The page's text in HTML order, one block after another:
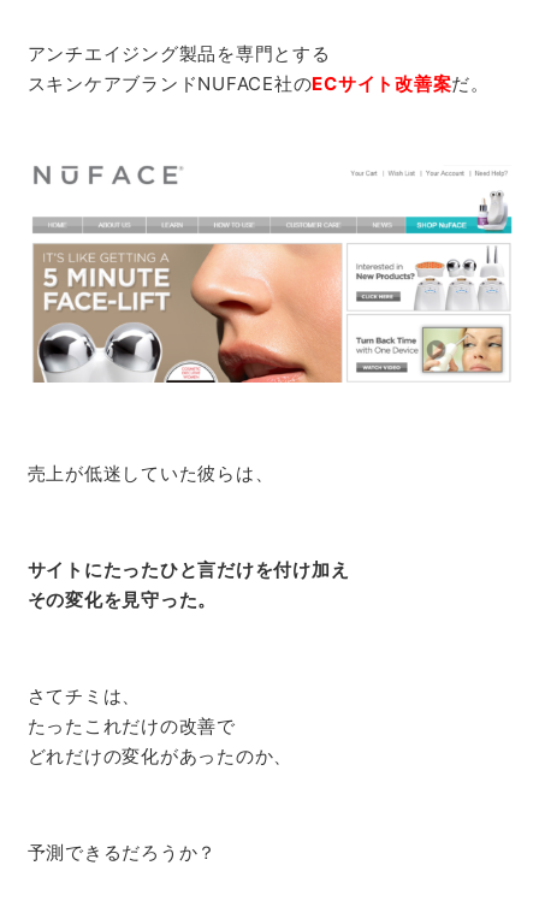
アンチエイジング製品を専門とする
スキンケアブランドNUFACE社のECサイト改善案だ。
売上が低迷していた彼らは、
サイトにたったひと言だけを付け加え
その変化を見守った。
さてチミは、
たったこれだけの改善で
どれだけの変化があったのか、
予測できるだろうか？